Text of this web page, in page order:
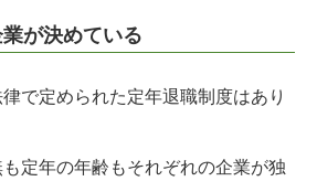
が決めている
で定められた定年退職制度はあり
定年の年齢もそれぞれの企業が独